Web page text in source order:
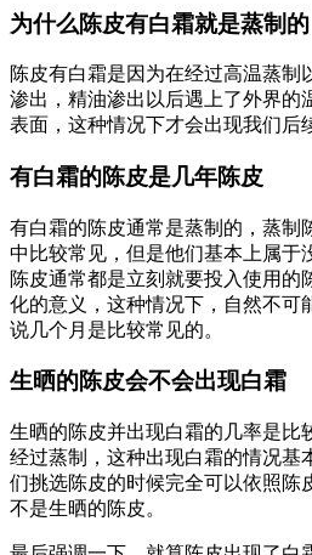
为什么陈皮有白霜就是蒸制的
陈皮有白霜是因为在经过高温蒸制
渗出，精油渗出以后遇上了外界的
表面，这种情况下才会出现我们后
有白霜的陈皮是几年陈皮
有白霜的陈皮通常是蒸制的，蒸制
中比较常见，但是他们基本上属于
陈皮通常都是立刻就要投入使用的
化的意义，这种情况下，自然不可
说几个月是比较常见的。
生晒的陈皮会不会出现白霜
生晒的陈皮并出现白霜的几率是比
经过蒸制，这种出现白霜的情况基
们挑选陈皮的时候完全可以依照陈
不是生晒的陈皮。